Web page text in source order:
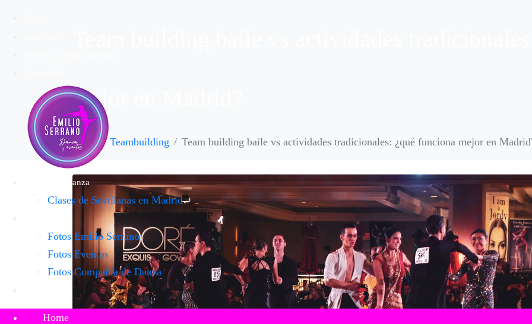
Escuela de Danza
Clases de Sevillanas en Madrid
Fotos Emilio Serrano
Fotos Eventos
Fotos Compañía de Danza
Home
mejor en Madrid?
Inicio Teambuilding Team building baile vs actividades tradicionales: ¿qué funciona mejor en